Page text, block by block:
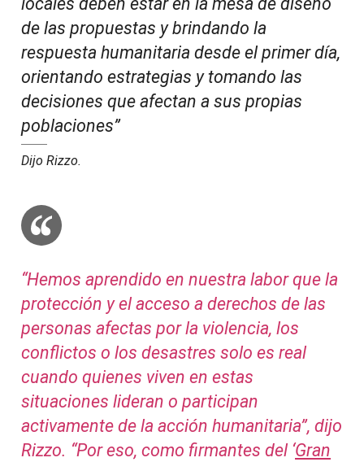
de las propuestas y brindando la
respuesta humanitaria desde el primer día,
orientando estrategias y tomando las
decisiones que afectan a sus propias
poblaciones”
Dijo Rizzo.
“Hemos aprendido en nuestra labor que la
protección y el acceso a derechos de las
personas afectas por la violencia, los
conflictos o los desastres solo es real
cuando quienes viven en estas
situaciones lideran o participan
activamente de la acción humanitaria”, dijo
Rizzo. “Por eso, como firmantes del ‘Gran